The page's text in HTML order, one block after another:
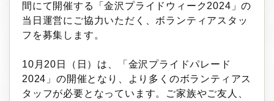
間にて開催する「金沢プライドウィーク2024」の
当日運営にご協力いただく、ボランティアスタッ
フを募集します。
10月20日（日）は、「金沢プライドパレード
2024」の開催となり、より多くのボランティアス
タッフが必要となっています。ご家族やご友人、